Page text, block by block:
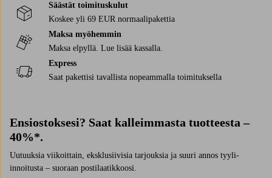
Säästät toimituskulut
Koskee yli 69 EUR normaalipakettia
Maksa myöhemmin
Maksa elpyllä. Lue lisää kassalla.
Express
Saat pakettisi tavallista nopeammalla toimituksella
Ensiostoksesi? Saat kalleimmasta tuotteesta –
40%*.
Uutuuksia viikoittain, eksklusiivisia tarjouksia ja suuri annos tyyli-
innoitusta – suoraan postilaatikkoosi.